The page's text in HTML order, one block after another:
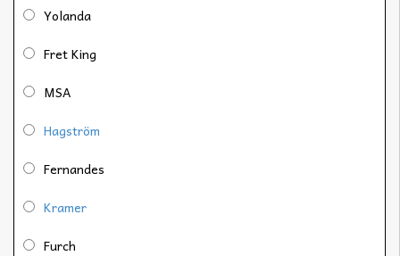
Yolanda
Fret King
MSA
Hagström
Fernandes
Kramer
Furch